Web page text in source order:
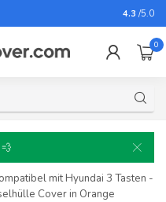
Für fast
4.3 /5.0
0
mit Hyundai 3 Tasten -
Cover in Orange